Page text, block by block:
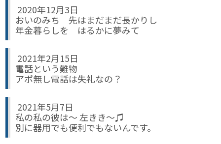
2020年12月3日
おいのみち 先はまだまだ長かりし
年金暮らしを はるかに夢みて
2021年2月15日
電話という難物
アポ無し電話は失礼なの？
2021年5月7日
私の私の彼は～ 左きき～♫
別に器用でも便利でもないんです。